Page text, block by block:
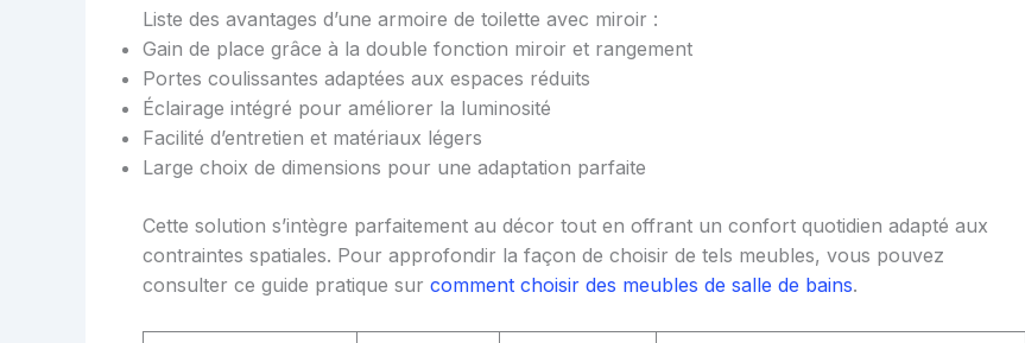
Liste des avantages d’une armoire de toilette avec miroir :
Gain de place grâce à la double fonction miroir et rangement
Portes coulissantes adaptées aux espaces réduits
Éclairage intégré pour améliorer la luminosité
Facilité d’entretien et matériaux légers
Large choix de dimensions pour une adaptation parfaite
Cette solution s’intègre parfaitement au décor tout en offrant un confort quotidien adapté aux
contraintes spatiales. Pour approfondir la façon de choisir de tels meubles, vous pouvez
consulter ce guide pratique sur comment choisir des meubles de salle de bains.